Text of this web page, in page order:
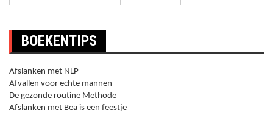
BOEKENTIPS
Afslanken met NLP
Afvallen voor echte mannen
De gezonde routine Methode
Afslanken met Bea is een feestje